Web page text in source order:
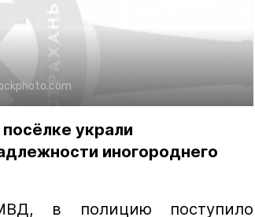
украли
иногороднего
в полицию поступило